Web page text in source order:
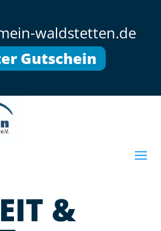
waldstetten.de
Gutschein
&